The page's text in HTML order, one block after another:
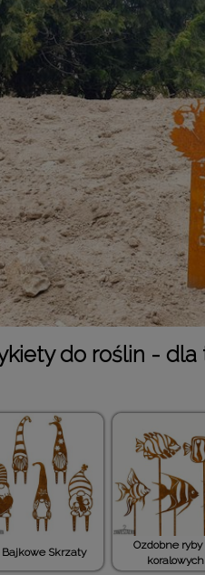
do roślin -
Bajkowe Skrzaty
Ozdobne ryby
koralowych